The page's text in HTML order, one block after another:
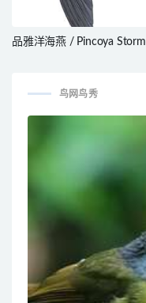
品雅洋海燕 / Pincoya Storm
鸟网鸟秀